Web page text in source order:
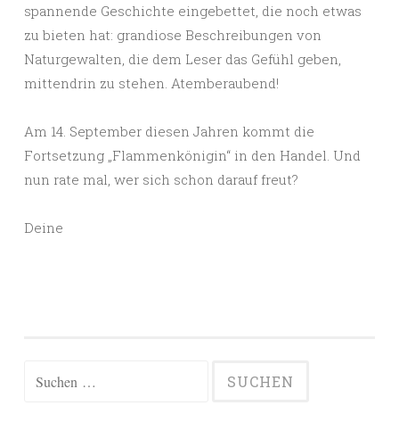
spannende Geschichte eingebettet, die noch etwas
zu bieten hat: grandiose Beschreibungen von
Naturgewalten, die dem Leser das Gefühl geben,
mittendrin zu stehen. Atemberaubend!
Am 14. September diesen Jahren kommt die
Fortsetzung „Flammenkönigin“ in den Handel. Und
nun rate mal, wer sich schon darauf freut?
Deine
Suchen